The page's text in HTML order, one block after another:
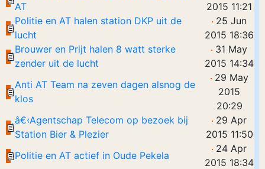
AT
2015 11:21
Politie en AT halen station DKP uit de
lucht
25 Jun
2015 18:36
Brouwer en Prijt halen 8 watt sterke
zender uit de lucht
31 May
2015 14:34
Anti AT Team na zeven dagen alsnog de
klos
29 May
2015
20:29
â€‹Agentschap Telecom op bezoek bij
Station Bier & Plezier
29 Apr
2015 11:50
Politie en AT actief in Oude Pekela
24 Apr
2015 18:34